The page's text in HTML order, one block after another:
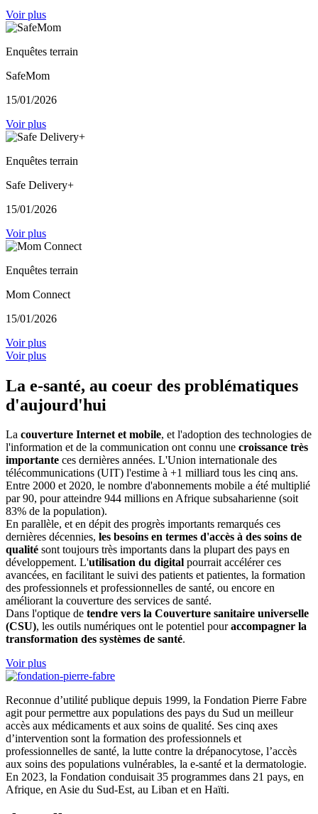
Voir plus
Enquêtes terrain
SafeMom
15/01/2026
Voir plus
Enquêtes terrain
Safe Delivery+
15/01/2026
Voir plus
Enquêtes terrain
Mom Connect
15/01/2026
Voir plus
Voir plus
La e-santé, au coeur des problématiques
d'aujourd'hui
La couverture Internet et mobile, et l'adoption des technologies de
l'information et de la communication ont connu une croissance très
importante ces dernières années. L'Union internationale des
télécommunications (UIT) l'estime à +1 milliard tous les cinq ans.
Entre 2000 et 2020, le nombre d'abonnements mobile a été multiplié
par 90, pour atteindre 944 millions en Afrique subsaharienne (soit
83% de la population).
En parallèle, et en dépit des progrès importants remarqués ces
dernières décennies, les besoins en termes d'accès à des soins de
qualité sont toujours très importants dans la plupart des pays en
développement. L'utilisation du digital pourrait accélérer ces
avancées, en facilitant le suivi des patients et patientes, la formation
des professionnels et professionnelles de santé, ou encore en
améliorant la couverture des services de santé.
Dans l'optique de tendre vers la Couverture sanitaire universelle
(CSU), les outils numériques ont le potentiel pouraccompagner la
transformation des systèmes de santé.
Voir plus
Reconnue d’utilité publique depuis 1999, la Fondation Pierre Fabre
agit pour permettre aux populations des pays du Sud un meilleur
accès aux médicaments et aux soins de qualité. Ses cinq axes
d’intervention sont la formation des professionnels et
professionnelles de santé, la lutte contre la drépanocytose, l’accès
aux soins des populations vulnérables, la e-santé et la dermatologie.
En 2023, la Fondation conduisait 35 programmes dans 21 pays, en
Afrique, en Asie du Sud-Est, au Liban et en Haïti.